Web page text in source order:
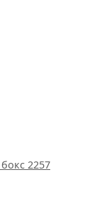
2257